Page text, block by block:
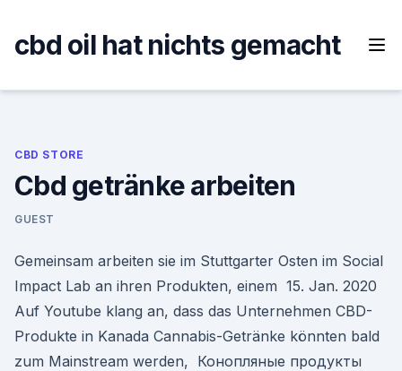
content
cbd oil hat nichts gemacht
CBD STORE
Cbd getränke arbeiten
GUEST
Gemeinsam arbeiten sie im Stuttgarter Osten im Social
Impact Lab an ihren Produkten, einem 15. Jan. 2020
Auf Youtube klang an, dass das Unternehmen CBD-
Produkte in Kanada Cannabis-Getränke könnten bald
zum Mainstream werden, Конопляные продукты